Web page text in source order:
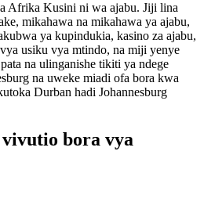
Afrika Kusini ni wa ajabu. Jiji lina
mikahawa na mikahawa ya ajabu,
ya kupindukia, kasino za ajabu,
usiku vya mtindo, na miji yenye
na ulinganishe tikiti ya ndege
na uweke miadi ofa bora kwa
Durban hadi Johannesburg
bora vya